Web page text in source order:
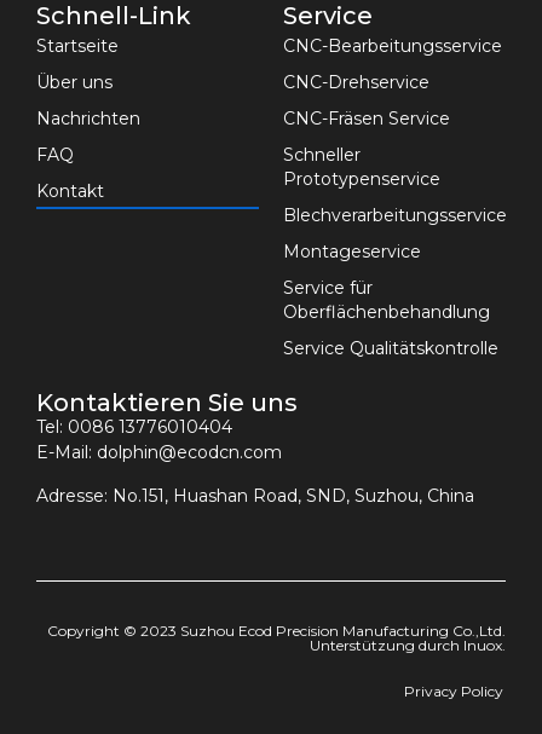
Schnell-Link
Startseite
Über uns
Nachrichten
FAQ
Kontakt
Service
CNC-Bearbeitungsservice
CNC-Drehservice
CNC-Fräsen Service
Schneller
Prototypenservice
Blechverarbeitungsservice
Montageservice
Service für
Oberflächenbehandlung
Service Qualitätskontrolle
Kontaktieren Sie uns
Tel: 0086 13776010404
E-Mail: dolphin@ecodcn.com
Adresse: No.151, Huashan Road, SND, Suzhou, China
Copyright © 2023 Suzhou Ecod Precision Manufacturing Co.,Ltd.
Unterstützung durch Inuox.
Privacy Policy